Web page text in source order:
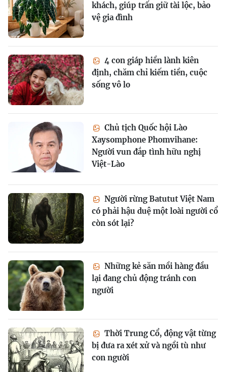
khách, giúp trấn giữ tài lộc, bảo
vệ gia đình
4 con giáp hiền lành kiên
định, chăm chỉ kiếm tiền, cuộc
sống vô lo
Chủ tịch Quốc hội Lào
Xaysomphone Phomvihane:
Người vun đắp tình hữu nghị
Việt-Lào
Người rừng Batutut Việt Nam
có phải hậu duệ một loài người cổ
còn sót lại?
Những kẻ săn mồi hàng đầu
lại đang chủ động tránh con
người
Thời Trung Cổ, động vật từng
bị đưa ra xét xử và ngồi tù như
con người